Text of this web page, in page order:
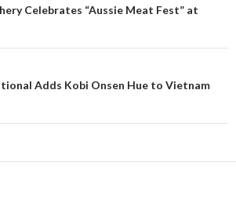
Celebrates “Aussie Meat Fest” at
Adds Kobi Onsen Hue to Vietnam